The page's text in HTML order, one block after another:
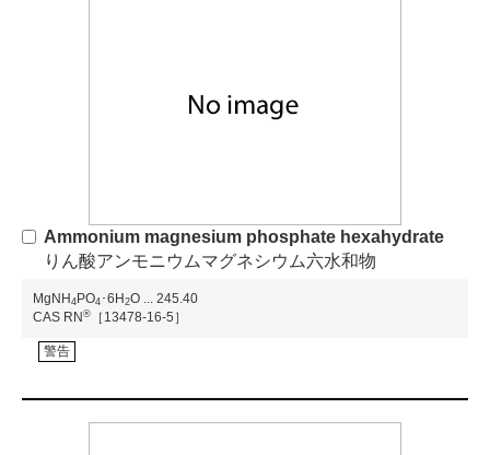
Ammonium magnesium phosphate hexahydrate
りん酸アンモニウムマグネシウム六水和物
MgNH 4 PO4 ･6H 2O ... 245.40
CAS RN ® ［13478-16-5］
警告